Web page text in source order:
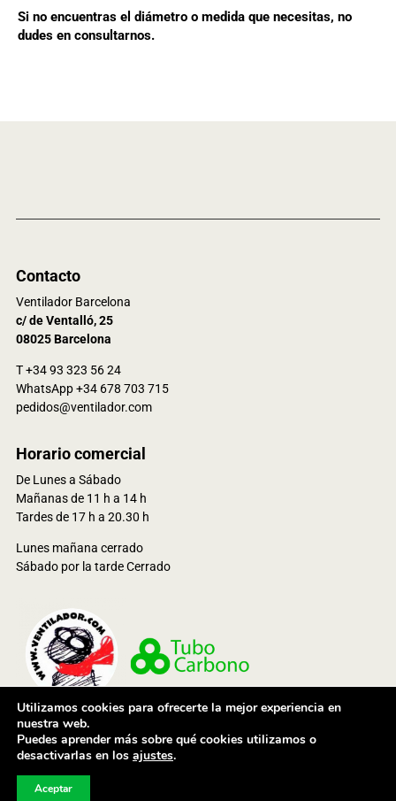
Si no encuentras el diámetro o medida que necesitas, no
dudes en consultarnos.
Contacto
Ventilador Barcelona
c/ de Ventalló, 25
08025 Barcelona
T +34 93 323 56 24
WhatsApp +34 678 703 715
pedidos@ventilador.com
Horario comercial
De Lunes a Sábado
Mañanas de 11 h a 14 h
Tardes de 17 h a 20.30 h
Lunes mañana cerrado
Sábado por la tarde Cerrado
© 2021 Ventioutdoor Services, S.L. Todos los derechos reservados
Utilizamos cookies para ofrecerte la mejor experiencia en
nuestra web.
Puedes aprender más sobre qué cookies utilizamos o
desactivarlas en los ajustes.
Aceptar